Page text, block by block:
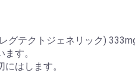
グテクトジェネリック)
す。
はします。